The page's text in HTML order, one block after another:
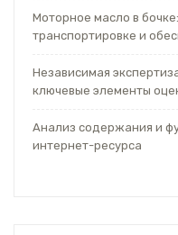
Моторное масло в
транспортировке и
Независимая
ключевые элементы
Анализ содержания и
интернет-ресурса